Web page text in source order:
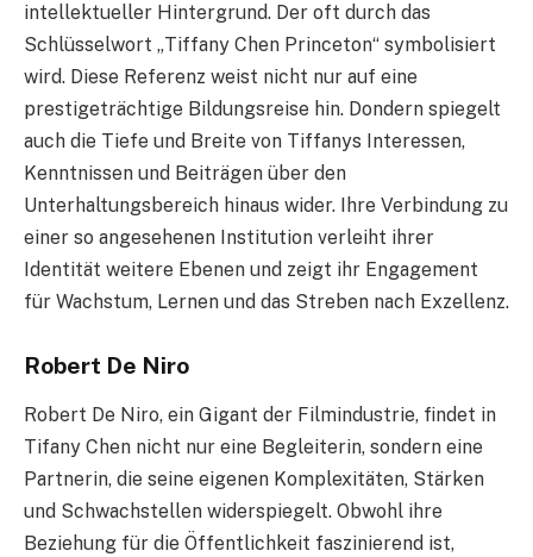
intellektueller Hintergrund. Der oft durch das
Schlüsselwort „Tiffany Chen Princeton“ symbolisiert
wird. Diese Referenz weist nicht nur auf eine
prestigeträchtige Bildungsreise hin. Dondern spiegelt
auch die Tiefe und Breite von Tiffanys Interessen,
Kenntnissen und Beiträgen über den
Unterhaltungsbereich hinaus wider. Ihre Verbindung zu
einer so angesehenen Institution verleiht ihrer
Identität weitere Ebenen und zeigt ihr Engagement
für Wachstum, Lernen und das Streben nach Exzellenz.
Robert De Niro
Robert De Niro, ein Gigant der Filmindustrie, findet in
Tifany Chen nicht nur eine Begleiterin, sondern eine
Partnerin, die seine eigenen Komplexitäten, Stärken
und Schwachstellen widerspiegelt. Obwohl ihre
Beziehung für die Öffentlichkeit faszinierend ist,